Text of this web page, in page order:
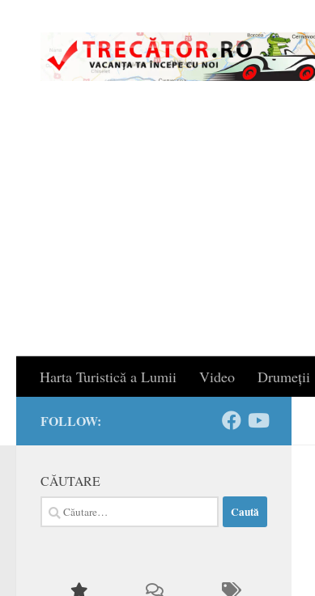
Harta Turistică a Lumii Video Drumeții
FOLLOW:
CĂUTARE
Caută
după: